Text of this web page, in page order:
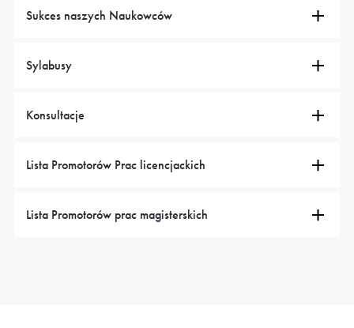
Sukces naszych Naukowców
Sylabusy
Konsultacje
Lista Promotorów Prac licencjackich
Lista Promotorów prac magisterskich